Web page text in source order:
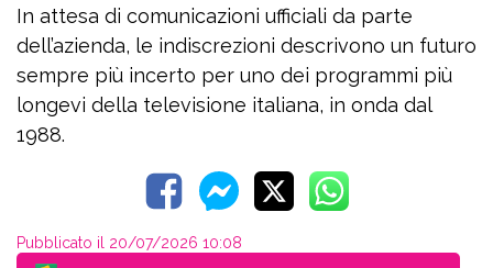
In attesa di comunicazioni ufficiali da parte
dell’azienda, le indiscrezioni descrivono un futuro
sempre più incerto per uno dei programmi più
longevi della televisione italiana, in onda dal
1988.
Pubblicato il 20/07/2026 10:08